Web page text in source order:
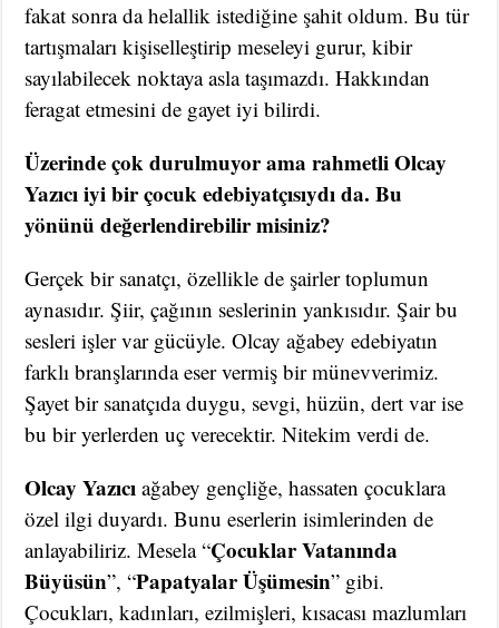
fakat sonra da helallik istediğine şahit oldum. Bu tür
tartışmaları kişiselleştirip meseleyi gurur, kibir
sayılabilecek noktaya asla taşımazdı. Hakkından
feragat etmesini de gayet iyi bilirdi.
Üzerinde çok durulmuyor ama rahmetli Olcay
Yazıcı iyi bir çocuk edebiyatçısıydı da. Bu
yönünü değerlendirebilir misiniz?
Gerçek bir sanatçı, özellikle de şairler toplumun
aynasıdır. Şiir, çağının seslerinin yankısıdır. Şair bu
sesleri işler var gücüyle. Olcay ağabey edebiyatın
farklı branşlarında eser vermiş bir münevverimiz.
Şayet bir sanatçıda duygu, sevgi, hüzün, dert var ise
bu bir yerlerden uç verecektir. Nitekim verdi de.
Olcay Yazıcı ağabey gençliğe, hassaten çocuklara
özel ilgi duyardı. Bunu eserlerin isimlerinden de
anlayabiliriz. Mesela “Çocuklar Vatanında
Büyüsün”, “Papatyalar Üşümesin” gibi.
Çocukları, kadınları, ezilmişleri, kısacası mazlumları